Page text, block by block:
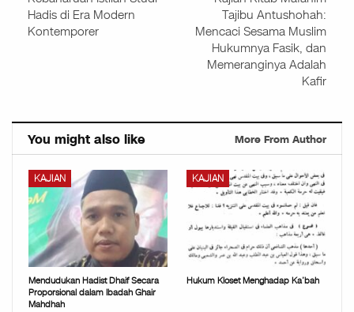
Hadis di Era Modern
Kontemporer
Tajibu Antushohah:
Mencaci Sesama Muslim
Hukumnya Fasik, dan
Memeranginya Adalah
Kafir
You might also like More From Author
KAJIAN
Mendudukan Hadist Dhaif Secara
Proporsional dalam Ibadah Ghair
Mahdhah
KAJIAN
Hukum Kloset Menghadap Ka’bah